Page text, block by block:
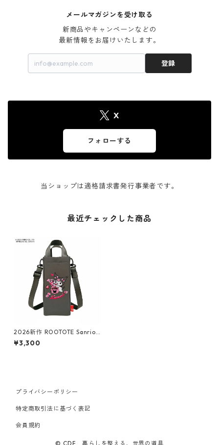
メールマガジンを受け取る
新商品やキャンペーンなどの
最新情報をお届けいたします。
登録
X
フォローする
当ショップは適格請求書発行事業者です。
最近チェックした商品
2026新作 ROOTOTE Sanrio
ルートート サンリオ Thermo
Keeper 8482 IP.サーモキーパ
¥3,300
プライバシーポリシー
特定商取引法に基づく表記
会員規約
© CDF 暮らしを整える、世界の道具